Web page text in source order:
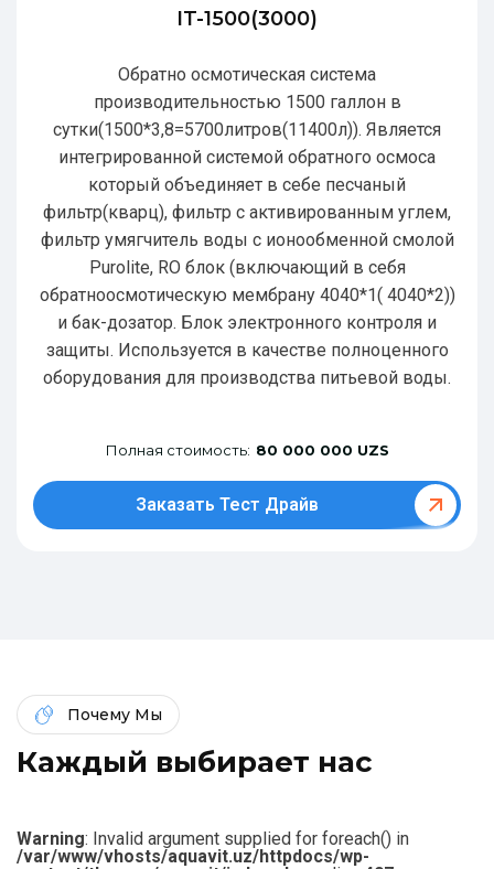
IT-1500(3000)
Обратно осмотическая система
производительностью 1500 галлон в
сутки(1500*3,8=5700литров(11400л)). Является
интегрированной системой обратного осмоса
который объединяет в себе песчаный
фильтр(кварц), фильтр с активированным углем,
фильтр умягчитель воды с ионообменной смолой
Purolite, RO блок (включающий в себя
обратноосмотическую мембрану 4040*1( 4040*2))
и бак-дозатор. Блок электронного контроля и
защиты. Используется в качестве полноценного
оборудования для производства питьевой воды.
Полная стоимость: 80 000 000 UZS
Заказать Тест Драйв
Почему Мы
Каждый выбирает нас
Warning: Invalid argument supplied for foreach() in
/var/www/vhosts/aquavit.uz/httpdocs/wp-